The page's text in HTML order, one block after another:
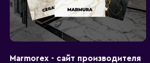
Marmorex - сайт производителя